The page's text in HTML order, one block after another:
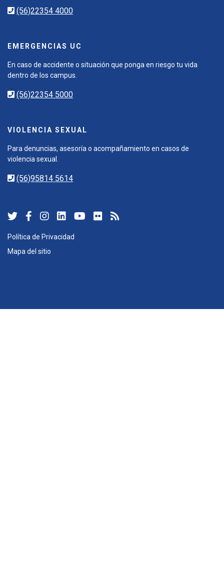
(56)22354 4000
EMERGENCIAS UC
En caso de accidente o situación que ponga en riesgo tu vida
dentro de los campus.
(56)22354 5000
VIOLENCIA SEXUAL
Para denuncias, asesoría o acompañamiento en casos de
violencia sexual.
(56)95814 5614
Política de Privacidad
Mapa del sitio